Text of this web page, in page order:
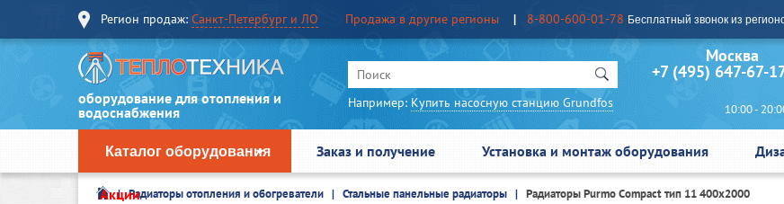
Регион продаж: Санкт-Петербург и ЛО Продажа в другие регионы 8-800-600-01-78 Бесплатный звонок из
оборудование для отопления и
водоснабжения
Например: Купить насосную станцию Grundfos
Москва
+7 (495) 647-67-
10:00 - 20:00 I
Каталог оборудования Заказ и получение Установка и монтаж оборудования
АкцииРадиаторы отопления и обогреватели Стальные панельные радиаторы Радиаторы Purmo Compact тип 11 400х2000